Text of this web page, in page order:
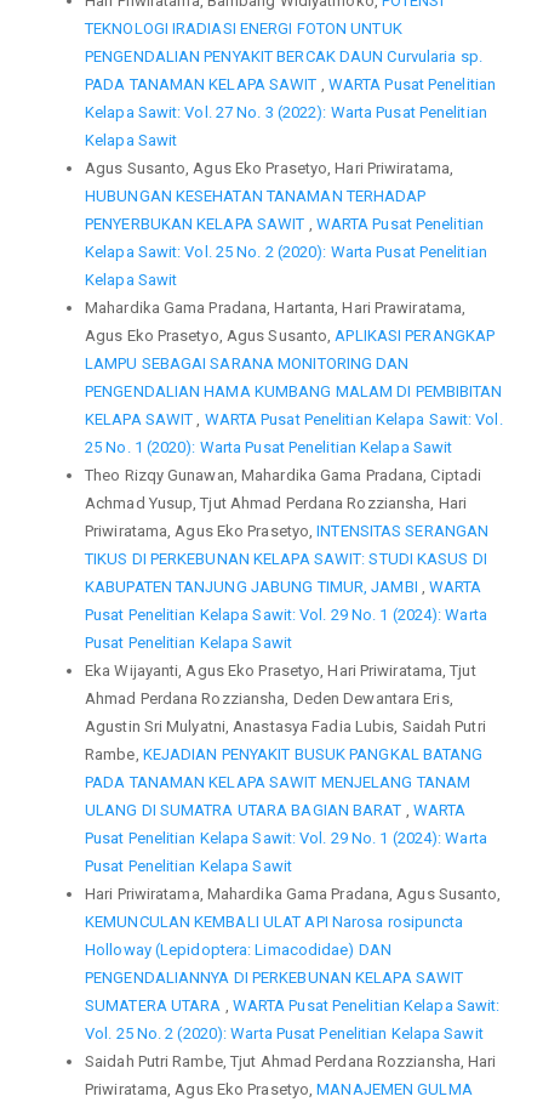
TEKNOLOGI IRADIASI ENERGI FOTON UNTUK
PENGENDALIAN PENYAKIT BERCAK DAUN Curvularia sp.
PADA TANAMAN KELAPA SAWIT , WARTA Pusat Penelitian
Kelapa Sawit: Vol. 27 No. 3 (2022): Warta Pusat Penelitian
Kelapa Sawit
Agus Susanto, Agus Eko Prasetyo, Hari Priwiratama,
HUBUNGAN KESEHATAN TANAMAN TERHADAP
PENYERBUKAN KELAPA SAWIT , WARTA Pusat Penelitian
Kelapa Sawit: Vol. 25 No. 2 (2020): Warta Pusat Penelitian
Kelapa Sawit
Mahardika Gama Pradana, Hartanta, Hari Prawiratama,
Agus Eko Prasetyo, Agus Susanto,APLIKASI PERANGKAP
LAMPU SEBAGAI SARANA MONITORING DAN
PENGENDALIAN HAMA KUMBANG MALAM DI PEMBIBITAN
KELAPA SAWIT, WARTA Pusat Penelitian Kelapa Sawit: Vol.
25 No. 1 (2020): Warta Pusat Penelitian Kelapa Sawit
Theo Rizqy Gunawan, Mahardika Gama Pradana, Ciptadi
Achmad Yusup, Tjut Ahmad Perdana Rozziansha, Hari
Priwiratama, Agus Eko Prasetyo,INTENSITAS SERANGAN
TIKUS DI PERKEBUNAN KELAPA SAWIT: STUDI KASUS DI
KABUPATEN TANJUNG JABUNG TIMUR, JAMBI ,WARTA
Pusat Penelitian Kelapa Sawit: Vol. 29 No. 1 (2024): Warta
Pusat Penelitian Kelapa Sawit
Eka Wijayanti, Agus Eko Prasetyo, Hari Priwiratama, Tjut
Ahmad Perdana Rozziansha, Deden Dewantara Eris,
Agustin Sri Mulyatni, Anastasya Fadia Lubis, Saidah Putri
Rambe, KEJADIAN PENYAKIT BUSUK PANGKAL BATANG
PADA TANAMAN KELAPA SAWIT MENJELANG TANAM
ULANG DI SUMATRA UTARA BAGIAN BARAT , WARTA
Pusat Penelitian Kelapa Sawit: Vol. 29 No. 1 (2024): Warta
Pusat Penelitian Kelapa Sawit
Hari Priwiratama, Mahardika Gama Pradana, Agus Susanto,
KEMUNCULAN KEMBALI ULAT API Narosa rosipuncta
Holloway (Lepidoptera: Limacodidae) DAN
PENGENDALIANNYA DI PERKEBUNAN KELAPA SAWIT
SUMATERA UTARA , WARTA Pusat Penelitian Kelapa Sawit:
Vol. 25 No. 2 (2020): Warta Pusat Penelitian Kelapa Sawit
Saidah Putri Rambe, Tjut Ahmad Perdana Rozziansha, Hari
Priwiratama, Agus Eko Prasetyo,MANAJEMEN GULMA